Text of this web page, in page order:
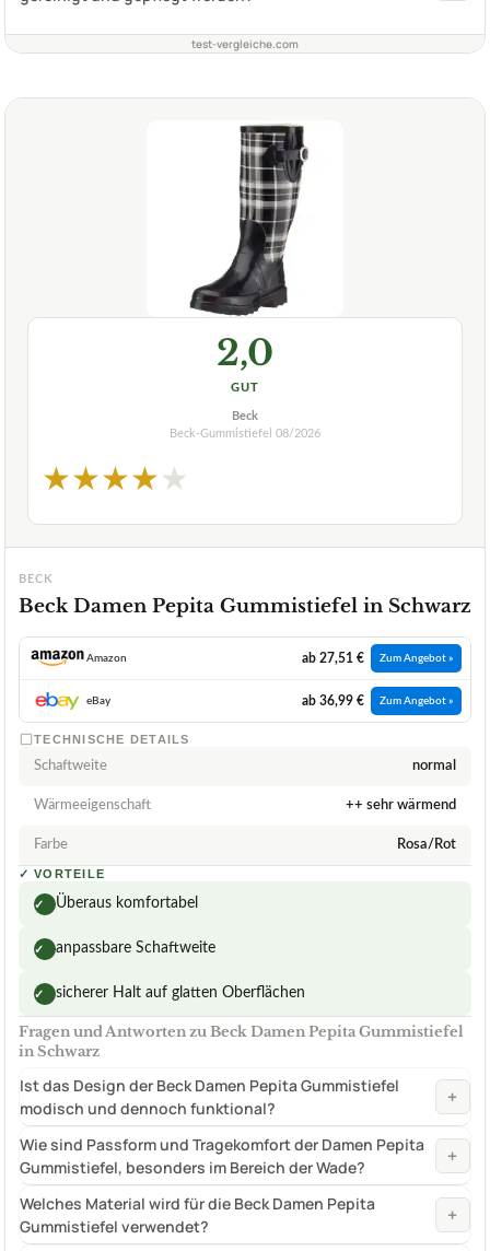
test-vergleiche.com
2,0
GUT
Beck
Beck-Gummistiefel
08/2026
★★★★★
BECK
Beck Damen Pepita Gummistiefel in Schwarz
Amazon ab 27,51 € Zum Angebot »
eBay ab 36,99 € Zum Angebot »
TECHNISCHE DETAILS
Schaftweite normal
Wärmeeigenschaft ++ sehr wärmend
Farbe Rosa/Rot
✓ VORTEILE
✓ Überaus komfortabel
✓ anpassbare Schaftweite
✓ sicherer Halt auf glatten Oberflächen
Fragen und Antworten zu Beck Damen Pepita Gummistiefel
in Schwarz
Ist das Design der Beck Damen Pepita Gummistiefel
modisch und dennoch funktional?
+
Wie sind Passform und Tragekomfort der Damen Pepita
Gummistiefel, besonders im Bereich der Wade?
+
Welches Material wird für die Beck Damen Pepita
Gummistiefel verwendet?
+